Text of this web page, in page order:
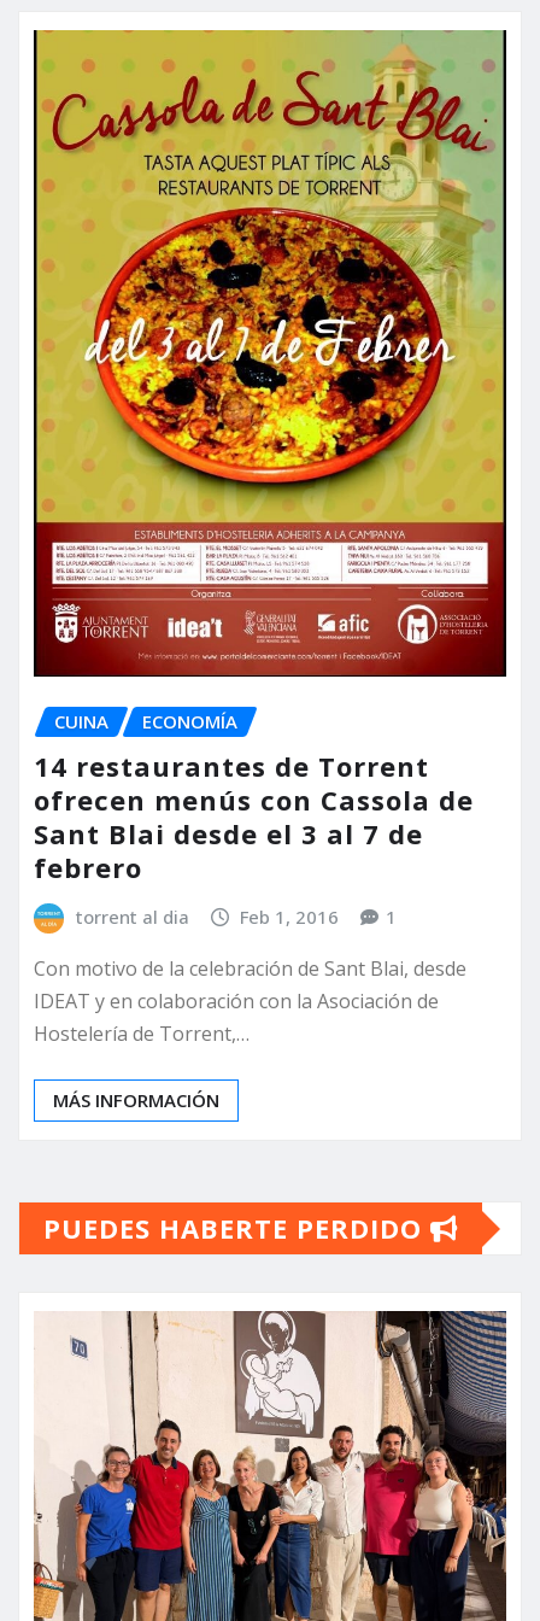
CUINA ECONOMÍA
14 restaurantes de Torrent
ofrecen menús con Cassola de
Sant Blai desde el 3 al 7 de
febrero
torrent al dia Feb 1, 2016 1
Con motivo de la celebración de Sant Blai, desde
IDEAT y en colaboración con la Asociación de
Hostelería de Torrent,…
MÁS INFORMACIÓN
PUEDES HABERTE PERDIDO